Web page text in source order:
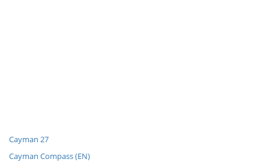
Cayman 27
Cayman Compass (EN)